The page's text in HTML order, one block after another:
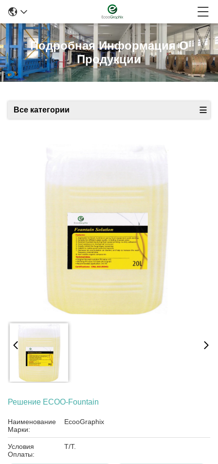
Подробная Информация О
Продукции
Все категории
Решение ECOO-Fountain
Наименование
Марки:
EcooGraphix
Условия
Оплаты:
T/T.